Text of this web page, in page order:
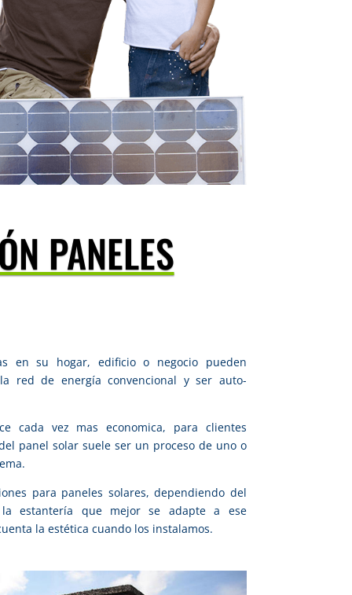
PANELES
en su hogar, edificio o negocio pueden
red de energía convencional y ser auto-
cada vez mas economica, para clientes
panel solar suele ser un proceso de uno o
para paneles solares, dependiendo del
estantería que mejor se adapte a ese
la estética cuando los instalamos.